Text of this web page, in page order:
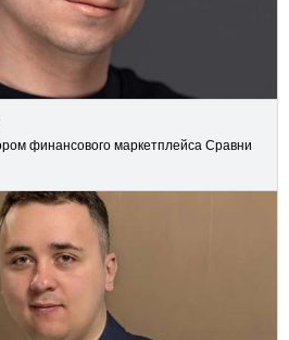
финансового маркетплейса Сравни